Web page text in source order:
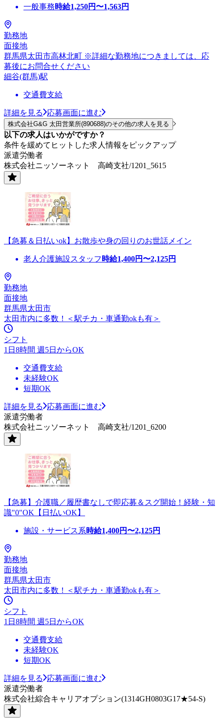
一般事務時給1,250円〜1,563円
勤務地
面接地
群馬県太田市高林北町 ※詳細な勤務地につきましては、応
募後にお問合せください
細谷(群馬)駅
交通費支給
詳細を見る 応募画面に進む
株式会社G&G 太田営業所(890688)のその他の求人を見る
以下の求人はいかがですか？
条件を緩めてヒットした求人情報をピックアップ
派遣労働者
株式会社ニッソーネット 高崎支社/1201_5615
【急募＆日払いok】お散歩や身の回りのお世話メイン
老人介護施設スタッフ 時給1,400円〜2,125円
勤務地
面接地
群馬県太田市
太田市内に多数！＜駅チカ・車通勤okも有＞
シフト
1日8時間 週5日からOK
交通費支給
未経験OK
短期OK
詳細を見る
応募画面に進む
派遣労働者
株式会社ニッソーネット 高崎支社/1201_6200
【急募】介護職／履歴書なしで即応募＆スグ開始！経験・知
識"0"OK【日払いOK】
施設・サービス系時給1,400円〜2,125円
勤務地
面接地
群馬県太田市
太田市内に多数！＜駅チカ・車通勤okも有＞
シフト
1日8時間 週5日からOK
交通費支給
未経験OK
短期OK
詳細を見る
応募画面に進む
派遣労働者
株式会社綜合キャリアオプション(1314GH0803G17★54-S)